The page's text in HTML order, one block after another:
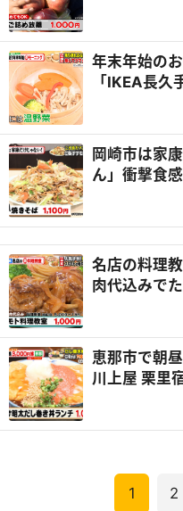
腹すぎる詰
ー アルピー
ボート『PS
年末年始の
「IKEA長
種区「ピー
店」丸ごと
（ゴールド
岡崎市は家
ん」衝撃食
「バプール
名店の料理
肉代込みで
＆千種区「
ののチャー
ド）』
恵那市で朝
川上屋 栗里
がぐりもち
ドッカーン
1 2